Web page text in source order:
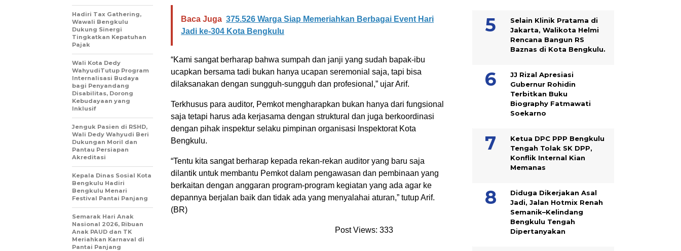
Baca Juga 375.526 Warga Siap Memeriahkan Berbagai Event Hari
Jadi ke-304 Kota Bengkulu
“Kami sangat berharap bahwa sumpah dan janji yang sudah bapak-ibu
ucapkan bersama tadi bukan hanya ucapan seremonial saja, tapi bisa
dilaksanakan dengan sungguh-sungguh dan profesional,” ujar Arif.
Terkhusus para auditor, Pemkot mengharapkan bukan hanya dari fungsional
saja tetapi harus ada kerjasama dengan struktural dan juga berkoordinasi
dengan pihak inspektur selaku pimpinan organisasi Inspektorat Kota
Bengkulu.
“Tentu kita sangat berharap kepada rekan-rekan auditor yang baru saja
dilantik untuk membantu Pemkot dalam pengawasan dan pembinaan yang
berkaitan dengan anggaran program-program kegiatan yang ada agar ke
depannya berjalan baik dan tidak ada yang menyalahai aturan,” tutup Arif.
(BR)
Post Views: 333
Hadiri Tax Gathering,
Wawali Bengkulu
Dukung Sinergi
Tingkatkan Kepatuhan
Pajak
Wali Kota Dedy
WahyudiTutup Program
Internalisasi Budaya
bagi Penyandang
Disabilitas, Dorong
Kebudayaan yang
Inklusif
Jenguk Pasien di RSHD,
Wali Dedy Wahyudi Beri
Dukungan Moril dan
Pantau Persiapan
Akreditasi
Kepala Dinas Sosial Kota
Bengkulu Hadiri
Bengkulu Menari
Festival Pantai Panjang
Semarak Hari Anak
Nasional 2026, Ribuan
Anak PAUD dan TK
Meriahkan Karnaval di
Pantai Panjang
Selain Klinik Pratama di
Jakarta, Walikota Helmi
Rencana Bangun RS
Baznas di Kota Bengkulu.
JJ Rizal Apresiasi
Gubernur Rohidin
Terbitkan Buku
Biography Fatmawati
Soekarno
Ketua DPC PPP Bengkulu
Tengah Tolak SK DPP,
Konflik Internal Kian
Memanas
Diduga Dikerjakan Asal
Jadi, Jalan Hotmix Renah
Semanik–Kelindang
Bengkulu Tengah
Dipertanyakan